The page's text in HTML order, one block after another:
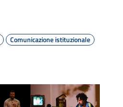
Comunicazione istituzionale